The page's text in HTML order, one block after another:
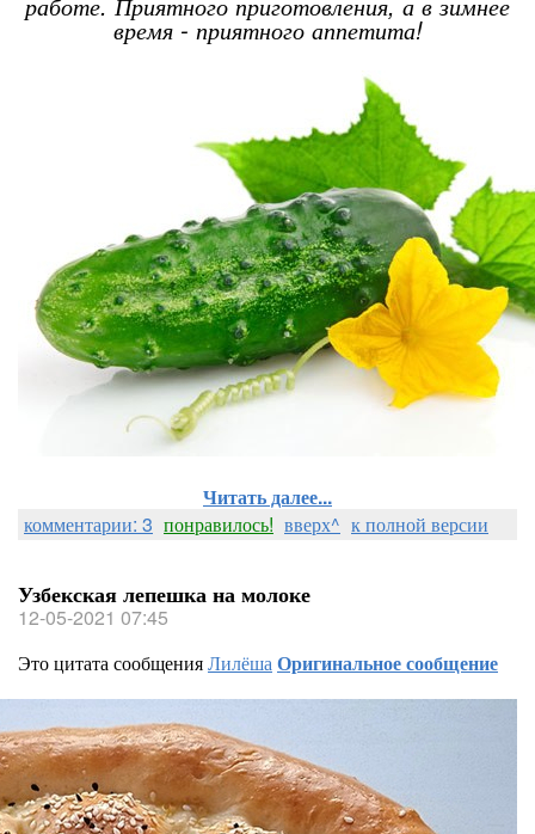
время - приятного аппетита!
Читать далее...
комментарии: 3 понравилось! вверх^ к полной версии
Узбекская лепешка на молоке
12-05-2021 07:45
Это цитата сообщенияЛилёшаОригинальное сообщение